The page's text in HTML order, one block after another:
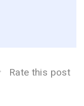
Rate this post